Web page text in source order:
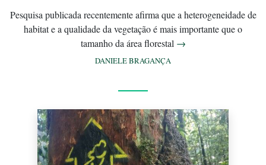
Pesquisa publicada recentemente afirma que a heterogeneidade de
habitat e a qualidade da vegetação é mais importante que o
tamanho da área florestal →
DANIELE BRAGANÇA